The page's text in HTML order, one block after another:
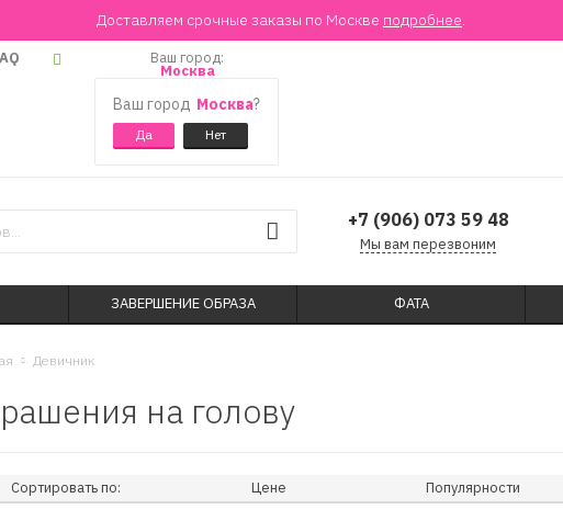
Доставляем срочные заказы по Москве подробнее.
Ваш город:
Москва
Ваш город Москва?
+7 (906) 073 59 48
Мы вам перезвоним
ЗАВЕРШЕНИЕ ОБРАЗА ФАТА
Девичник
на голову
Сортировать по: Цене Популярности